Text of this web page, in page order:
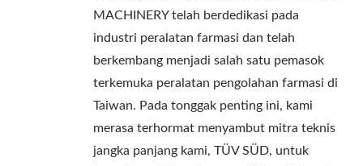
MACHINERY telah berdedikasi pada
industri peralatan farmasi dan telah
berkembang menjadi salah satu pemasok
terkemuka peralatan pengolahan farmasi di
Taiwan. Pada tonggak penting ini, kami
merasa terhormat menyambut mitra teknis
jangka panjang kami, TÜV SÜD, untuk